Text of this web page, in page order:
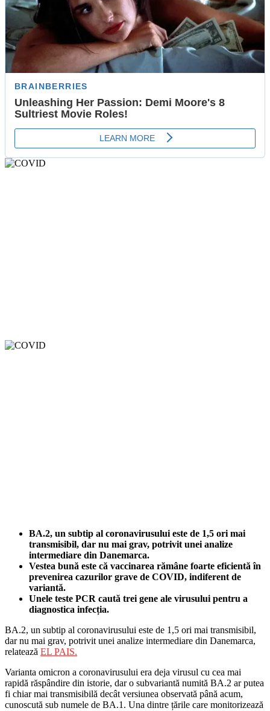
BA.2, un subtip al coronavirusului este de 1,5 ori mai
transmisibil, dar nu mai grav, potrivit unei analize
intermediare din Danemarca.
Vestea bună este că vaccinarea rămâne foarte eficientă în
prevenirea cazurilor grave de COVID, indiferent de
variantă.
Unele teste PCR caută trei gene ale virusului pentru a
diagnostica infecția.
BA.2, un subtip al coronavirusului este de 1,5 ori mai transmisibil,
dar nu mai grav, potrivit unei analize intermediare din Danemarca,
relatează EL PAIS.
Varianta omicron a coronavirusului era deja virusul cu cea mai
rapidă răspândire din istorie, dar o subvariantă numită BA.2 ar putea
fi chiar mai transmisibilă decât versiunea observată până acum,
cunoscută sub numele de BA.1. Una dintre țările care monitorizează